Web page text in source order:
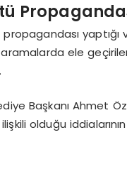
aramalarda ele
Başkanı Ahmet
olduğu